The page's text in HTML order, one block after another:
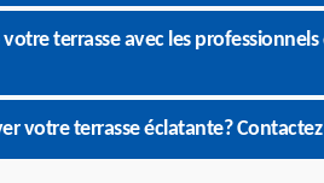
terrasse avec les
votre terrasse éclatante?